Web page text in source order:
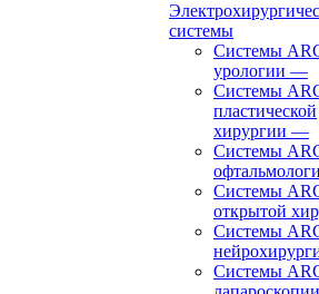
системы
Системы
урологии —
Системы
пластической
хирургии —
Системы
Системы
открытой
Системы
Системы